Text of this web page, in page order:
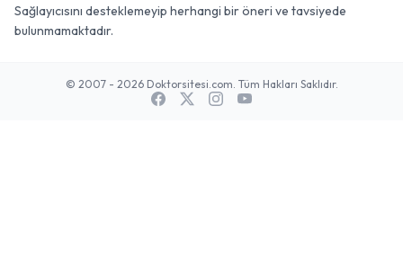
Sağlayıcısını desteklemeyip herhangi bir öneri ve tavsiyede
bulunmamaktadır.
© 2007 - 2026 Doktorsitesi.com. Tüm Hakları Saklıdır.